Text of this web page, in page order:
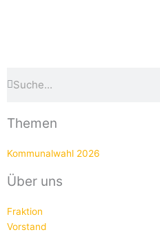
Themen
Kommunalwahl 2026
Über uns
Fraktion
Vorstand